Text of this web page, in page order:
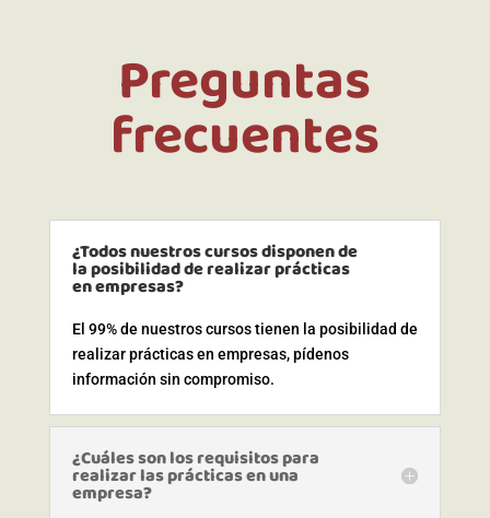
Preguntas
frecuentes
¿Todos nuestros cursos disponen de
la posibilidad de realizar prácticas
en empresas?
El 99% de nuestros cursos tienen la posibilidad de
realizar prácticas en empresas, pídenos
información sin compromiso.
¿Cuáles son los requisitos para
realizar las prácticas en una
empresa?